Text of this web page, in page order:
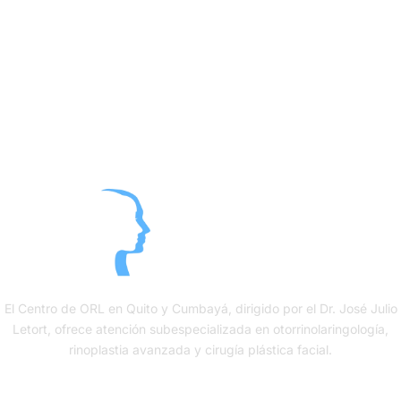
El Centro de ORL en Quito y Cumbayá, dirigido por el Dr. José Julio
Letort, ofrece atención subespecializada en otorrinolaringología,
rinoplastia avanzada y cirugía plástica facial.